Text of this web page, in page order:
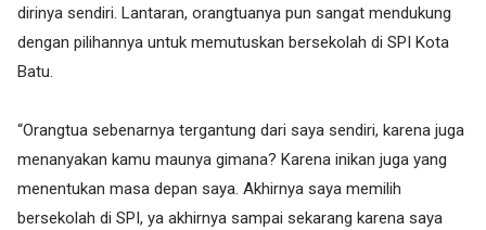
dirinya sendiri. Lantaran, orangtuanya pun sangat mendukung
dengan pilihannya untuk memutuskan bersekolah di SPI Kota
Batu.
“Orangtua sebenarnya tergantung dari saya sendiri, karena juga
menanyakan kamu maunya gimana? Karena inikan juga yang
menentukan masa depan saya. Akhirnya saya memilih
bersekolah di SPI, ya akhirnya sampai sekarang karena saya